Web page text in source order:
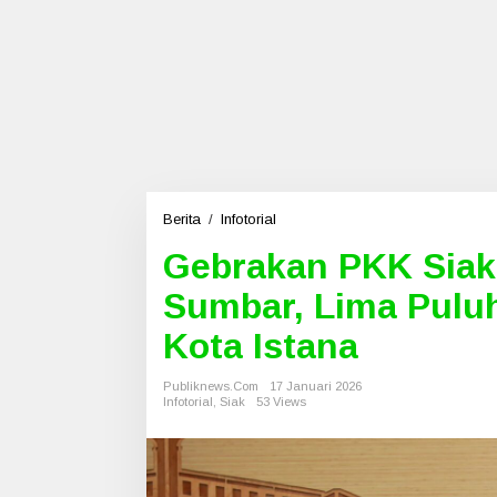
Berita / Infotorial
b
r
a
a
P
K
a
Gebrakan PKK
Sumbar, Lima
Kota Istana
Publiknews.com
17 Januari 2026
Infotorial Siak 53 Views